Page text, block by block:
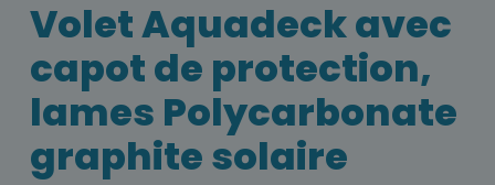
Volet Aquadeck avec
capot de protection,
lames Polycarbonate
graphite solaire